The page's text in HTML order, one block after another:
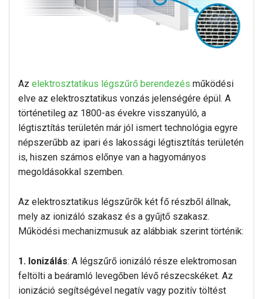
Az elektrosztatikus légszűrő berendezés működési
elve az elektrosztatikus vonzás jelenségére épül. A
történetileg az 1800-as évekre visszanyúló, a
légtisztítás területén már jól ismert technológia egyre
népszerűbb az ipari és lakossági légtisztítás területén
is, hiszen számos előnye van a hagyományos
megoldásokkal szemben.
Az elektrosztatikus légszűrők két fő részből állnak,
mely az ionizáló szakasz és a gyűjtő szakasz.
Működési mechanizmusuk az alábbiak szerint történik:
1. Ionizálás: A légszűrő ionizáló része elektromosan
feltölti a beáramló levegőben lévő részecskéket. Az
ionizáció segítségével negatív vagy pozitív töltést